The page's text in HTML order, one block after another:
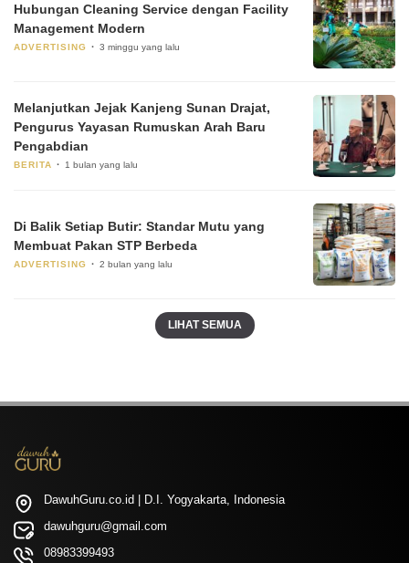
Hubungan Cleaning Service dengan Facility
Management Modern
ADVERTISING 3 minggu yang lalu
Melanjutkan Jejak Kanjeng Sunan Drajat,
Pengurus Yayasan Rumuskan Arah Baru
Pengabdian
BERITA 1 bulan yang lalu
Di Balik Setiap Butir: Standar Mutu yang
Membuat Pakan STP Berbeda
ADVERTISING 2 bulan yang lalu
LIHAT SEMUA
DawuhGuru.co.id | D.I. Yogyakarta, Indonesia
dawuhguru@gmail.com
08983399493